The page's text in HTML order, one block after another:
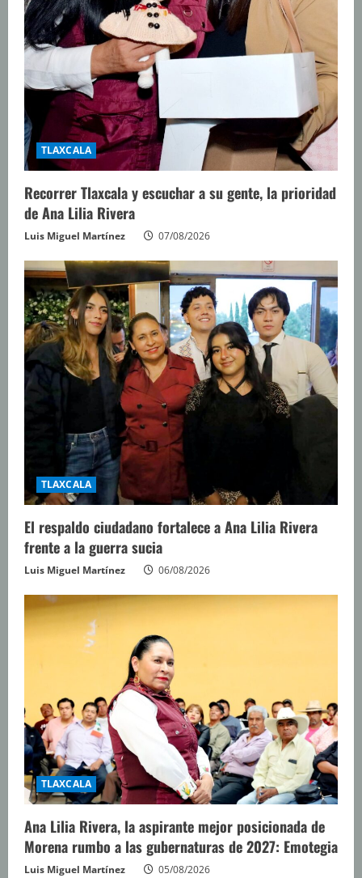
TLAXCALA
Recorrer Tlaxcala y escuchar a su gente, la prioridad
de Ana Lilia Rivera
Luis Miguel Martínez 07/08/2026
TLAXCALA
El respaldo ciudadano fortalece a Ana Lilia Rivera
frente a la guerra sucia
Luis Miguel Martínez 06/08/2026
TLAXCALA
Ana Lilia Rivera, la aspirante mejor posicionada de
Morena rumbo a las gubernaturas de 2027: Emotegia
Luis Miguel Martínez 05/08/2026